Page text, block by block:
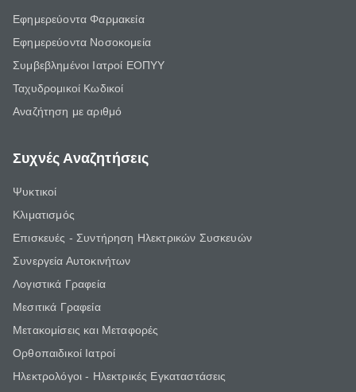
Εφημερεύοντα Φαρμακεία
Εφημερεύοντα Νοσοκομεία
Συμβεβλημένοι Ιατροί ΕΟΠΥΥ
Ταχυδρομικοί Κωδικοί
Αναζήτηση με αριθμό
Συχνές Αναζητήσεις
Ψυκτικοί
Κλιματισμός
Επισκευές - Συντήρηση Ηλεκτρικών Συσκευών
Συνεργεία Αυτοκινήτων
Λογιστικά Γραφεία
Μεσιτικά Γραφεία
Μετακομίσεις και Μεταφορές
Ορθοπαιδικοί Ιατροί
Ηλεκτρολόγοι - Ηλεκτρικές Εγκαταστάσεις